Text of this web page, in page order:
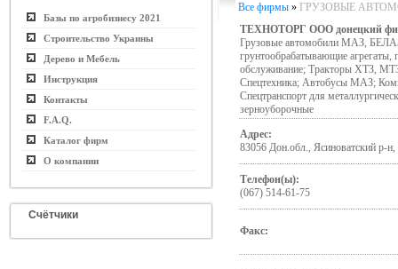
Базы по агробизнесу 2021
Строительство Украины
Дерево и Мебель
Инструкция
Контакты
F.A.Q.
Каталог фирм
О компании
Счётчики
Все фирмы » ГРУЗОВЫЕ
ТЕХНОТОРГ ООО донецкий
Грузовые автомобили МАЗ,
грунтообрабатывающие агрегаты,
обслуживание; Тракторы ХТЗ,
Спецтехника; Автобусы МАЗ;
Спецтранспорт для
зерноуборочные
Адрес:
83056 Дон.обл., Ясиноватский р-
Телефон(ы):
(067) 514-61-75
Факс: